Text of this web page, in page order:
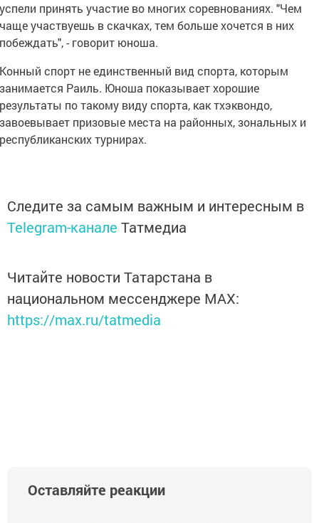
принять участие во многих соревнованиях. "Чем
участвуешь в скачках, тем больше хочется в них
- говорит юноша.
спорт не единственный вид спорта, которым
Раиль. Юноша показывает хорошие
по такому виду спорта, как тхэквондо,
призовые места на районных, зональных и
турнирах.
Следите за самым важным и интересным в
Telegram-канале Татмедиа
Читайте новости Татарстана в
национальном мессенджере MАХ:
https://max.ru/tatmedia
Оставляйте реакции